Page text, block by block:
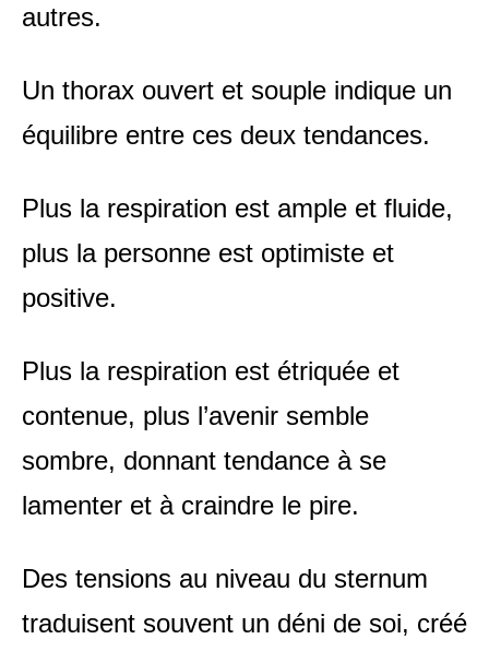
autres.
Un thorax ouvert et souple indique un
équilibre entre ces deux tendances.
Plus la respiration est ample et fluide,
plus la personne est optimiste et
positive.
Plus la respiration est étriquée et
contenue, plus l’avenir semble
sombre, donnant tendance à se
lamenter et à craindre le pire.
Des tensions au niveau du sternum
traduisent souvent un déni de soi, créé